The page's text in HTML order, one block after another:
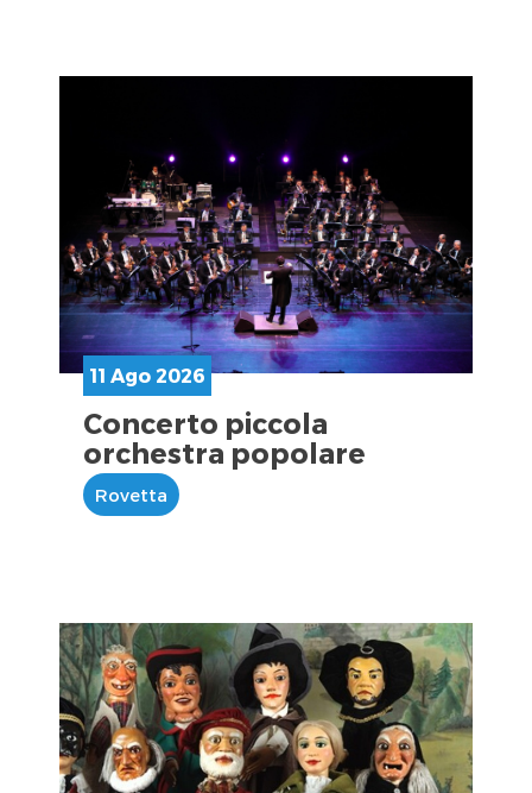
11 Ago 2026
Concerto piccola
orchestra popolare
Rovetta